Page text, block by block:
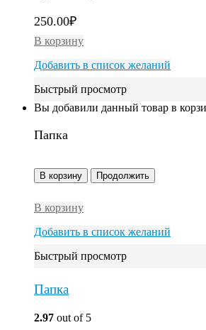
250.00₽
В корзину
Добавить в список желаний
Быстрый просмотр
Вы добавили данный товар в
Папка
В корзину Продолжить
В корзину
Добавить в список желаний
Быстрый просмотр
Папка
2.97 out of 5